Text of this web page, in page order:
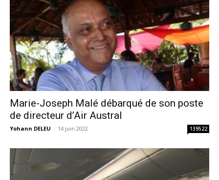
Marie-Joseph Malé débarqué de son poste
de directeur d’Air Austral
Yohann DELEU - 14 juin 2022 139522